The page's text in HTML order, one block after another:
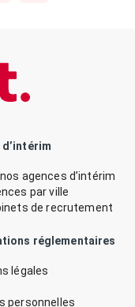
agences d’intérim
par ville
de recrutement
réglementaires
légales
personnelles